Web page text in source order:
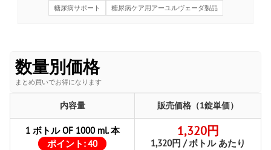
糖尿病サポート 糖尿病ケア用アーユルヴェーダ製品
数量別価格
まとめ買いでお得になります
内容量 販売価格（1錠単価）
1 ボトル OF 1000 ml. 本
ポイント:40
1,320円
1,320円 / ボトル あたり